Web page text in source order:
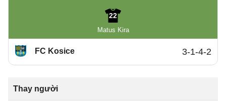
22
Matus Kira
FC Kosice 3-1-4-2
Thay người